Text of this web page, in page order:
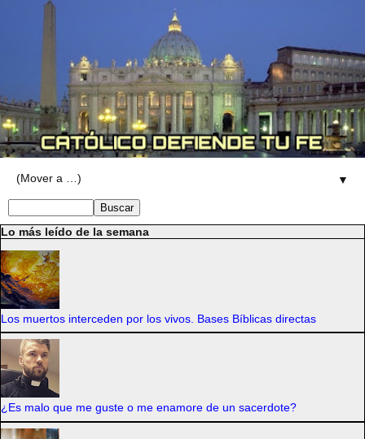
▼
Lo más leído de la semana
Los muertos interceden por los vivos. Bases Bíblicas directas
¿Es malo que me guste o me enamore de un sacerdote?